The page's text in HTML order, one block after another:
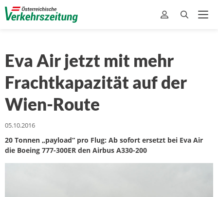
Eva Air jetzt mit mehr
Frachtkapazität auf der
Wien-Route
05.10.2016
20 Tonnen „payload“ pro Flug: Ab sofort ersetzt bei Eva Air
die Boeing 777-300ER den Airbus A330-200